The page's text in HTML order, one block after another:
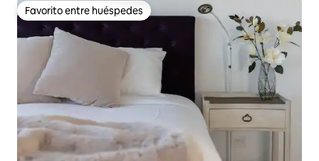
Favorito entre huéspedes
Favorito entre huéspedes